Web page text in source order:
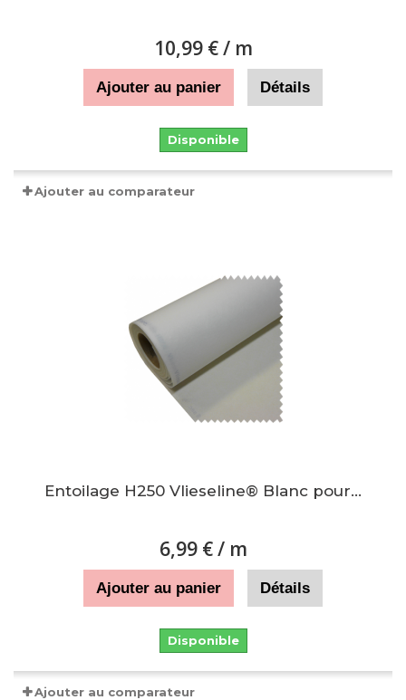
10,99 €/ m
Ajouter au panier Détails
Disponible
Ajouter au comparateur
Entoilage H250 Vlieseline® Blanc pour...
6,99 €/ m
Ajouter au panier Détails
Disponible
Ajouter au comparateur